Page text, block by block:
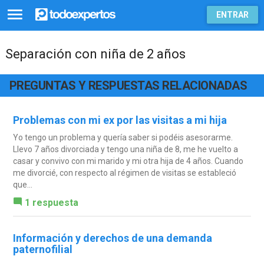
ENTRAR
Separación con niña de 2 años
PREGUNTAS Y RESPUESTAS RELACIONADAS
Problemas con mi ex por las visitas a mi hija
Yo tengo un problema y quería saber si podéis asesorarme.
Llevo 7 años divorciada y tengo una niña de 8, me he vuelto a
casar y convivo con mi marido y mi otra hija de 4 años. Cuando
me divorcié, con respecto al régimen de visitas se estableció
que...
1 respuesta
Información y derechos de una demanda
paternofilial